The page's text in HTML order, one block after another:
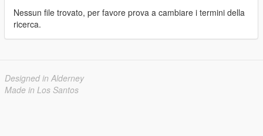
Nessun file trovato, per favore prova a cambiare i termini della
ricerca.
Designed in Alderney
Made in Los Santos